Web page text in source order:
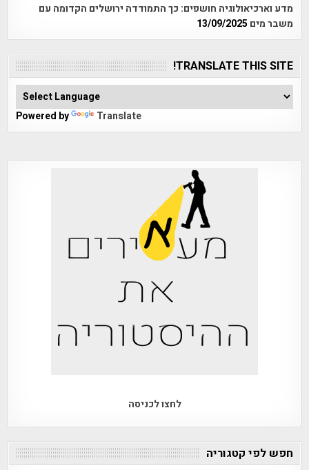
מדע וארכיאולוגיה חושפים: כך התמודדה ירושלים הקדומה עם
משבר מים 13/09/2025
TRANSLATE THIS SITE!
Powered by Translate
לחצו לכניסה
חפש לפי קטגוריה